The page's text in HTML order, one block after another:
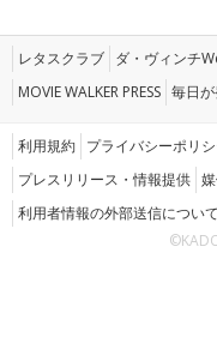
レタスクラブ ダ・ヴィンチ
MOVIE WALKER PRESS 毎日
利用規約 プライバシーポリ
プレスリリース・情報提供
利用者情報の外部送信について